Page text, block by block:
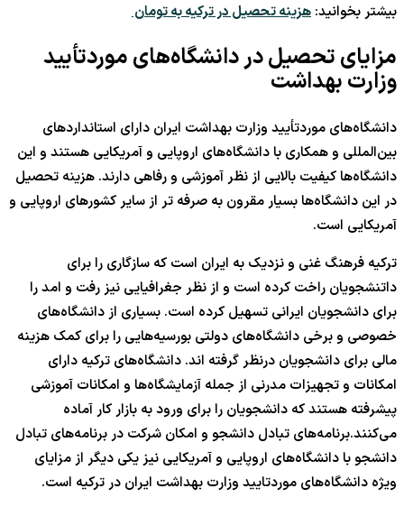
بیشتر بخوانید: هزینه تحصیل در ترکیه به تومان
مزایای تحصیل در دانشگاه‌های موردتأیید
وزارت بهداشت
دانشگاه‌های موردتأیید وزارت بهداشت ایران دارای استانداردهای
بین‌المللی و همکاری با دانشگاه‌های اروپایی و آمریکایی هستند و این
دانشگاه‌ها کیفیت بالایی از نظر آموزشی و رفاهی دارند. هزینه تحصیل
در این دانشگاه‌ها بسیار مقرون به صرفه تر از سایر کشورهای اروپایی و
آمریکایی است.
ترکیه فرهنگ غنی و نزدیک به ایران است که سازگاری را برای
داتنشجویان راخت کرده است و از نظر جغرافیایی نیز رفت و امد را
برای دانشجویان ایرانی تسهیل کرده است. بسیاری از دانشگاه‌های
خصوصی و برخی دانشگاه‌های دولتی بورسیه‌هایی را برای کمک هزینه
مالی برای دانشجویان درنظر گرفته اند. دانشگاه‌های ترکیه دارای
امکانات و تجهیزات مدرنی از جمله آزمایشگاه‌ها و امکانات آموزشی
پیشرفته هستند که دانشجویان را برای ورود به بازار کار آماده
می‌کنند.برنامه‌های تبادل دانشجو و امکان شرکت در برنامه‌های تبادل
دانشجو با دانشگاه‌های اروپایی و آمریکایی نیز یکی دیگر از مزایای
ویژه دانشگاه‌های موردتایید وزارت بهداشت ایران در ترکیه است.